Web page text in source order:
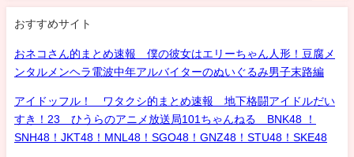
おすすめサイト
おネコさん的まとめ速報 僕の彼女はエリーちゃん人形！豆腐メ
ンタルメンヘラ電波中年アルバイターのぬいぐるみ男子末路編
アイドッフル！ ワタクシ的まとめ速報 地下格闘アイドルだい
すき！23 ひうらのアニメ放送局101ちゃんねる BNK48 ！
SNH48！JKT48！MNL48！SGO48！GNZ48！STU48！SKE48